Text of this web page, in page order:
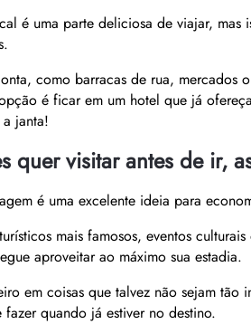
é uma parte deliciosa de viajar,
como barracas de rua, mercados
é ficar em um hotel que já
janta!
quer visitar antes de ir,
é uma excelente ideia para
mais famosos, eventos
aproveitar ao máximo sua estadia.
em coisas que talvez não sejam tão
quando já estiver no destino.